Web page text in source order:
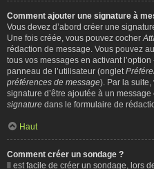
Comment ajouter une signature à
Vous devez d’abord créer une
Une fois créée, vous pouvez cocher
rédaction de message. Vous pouvez
tous vos messages en activant
panneau de l’utilisateur (onglet
préférences de message). Par la
signature d’être ajoutée à un
signature dans le formulaire de
Haut
Comment créer un sondage ?
Il est facile de créer un sondage, lors